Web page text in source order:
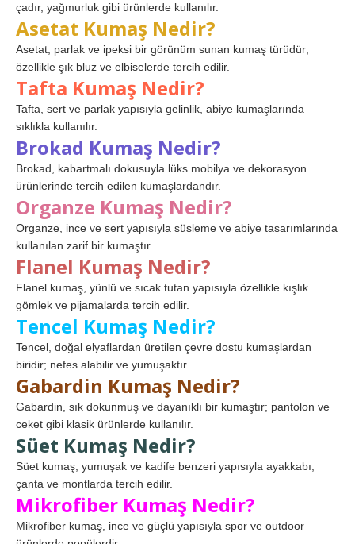
çadır, yağmurluk gibi ürünlerde kullanılır.
Asetat Kumaş Nedir?
Asetat, parlak ve ipeksi bir görünüm sunan kumaş türüdür;
özellikle şık bluz ve elbiselerde tercih edilir.
Tafta Kumaş Nedir?
Tafta, sert ve parlak yapısıyla gelinlik, abiye kumaşlarında
sıklıkla kullanılır.
Brokad Kumaş Nedir?
Brokad, kabartmalı dokusuyla lüks mobilya ve dekorasyon
ürünlerinde tercih edilen kumaşlardandır.
Organze Kumaş Nedir?
Organze, ince ve sert yapısıyla süsleme ve abiye tasarımlarında
kullanılan zarif bir kumaştır.
Flanel Kumaş Nedir?
Flanel kumaş, yünlü ve sıcak tutan yapısıyla özellikle kışlık
gömlek ve pijamalarda tercih edilir.
Tencel Kumaş Nedir?
Tencel, doğal elyaflardan üretilen çevre dostu kumaşlardan
biridir; nefes alabilir ve yumuşaktır.
Gabardin Kumaş Nedir?
Gabardin, sık dokunmuş ve dayanıklı bir kumaştır; pantolon ve
ceket gibi klasik ürünlerde kullanılır.
Süet Kumaş Nedir?
Süet kumaş, yumuşak ve kadife benzeri yapısıyla ayakkabı,
çanta ve montlarda tercih edilir.
Mikrofiber Kumaş Nedir?
Mikrofiber kumaş, ince ve güçlü yapısıyla spor ve outdoor